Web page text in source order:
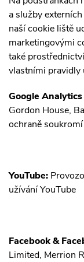
a služby
naší cookie liště
marketingovými
také
vlastními pravidly
Google
Gordon House,
ochraně
YouTube:
užívání YouTube
Facebook &
Limited, Merrion